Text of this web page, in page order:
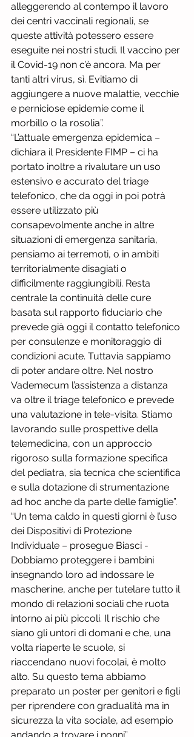
alleggerendo al contempo il lavoro
dei centri vaccinali regionali, se
queste attività potessero essere
eseguite nei nostri studi. Il vaccino per
il Covid-19 non c’è ancora. Ma per
tanti altri virus, sì. Evitiamo di
aggiungere a nuove malattie, vecchie
e perniciose epidemie come il
morbillo o la rosolia”.
“L’attuale emergenza epidemica –
dichiara il Presidente FIMP – ci ha
portato inoltre a rivalutare un uso
estensivo e accurato del triage
telefonico, che da oggi in poi potrà
essere utilizzato più
consapevolmente anche in altre
situazioni di emergenza sanitaria,
pensiamo ai terremoti, o in ambiti
territorialmente disagiati o
difficilmente raggiungibili. Resta
centrale la continuità delle cure
basata sul rapporto fiduciario che
prevede già oggi il contatto telefonico
per consulenze e monitoraggio di
condizioni acute. Tuttavia sappiamo
di poter andare oltre. Nel nostro
Vademecum l’assistenza a distanza
va oltre il triage telefonico e prevede
una valutazione in tele-visita. Stiamo
lavorando sulle prospettive della
telemedicina, con un approccio
rigoroso sulla formazione specifica
del pediatra, sia tecnica che scientifica
e sulla dotazione di strumentazione
ad hoc anche da parte delle famiglie”.
“Un tema caldo in questi giorni è l’uso
dei Dispositivi di Protezione
Individuale – prosegue Biasci -
Dobbiamo proteggere i bambini
insegnando loro ad indossare le
mascherine, anche per tutelare tutto il
mondo di relazioni sociali che ruota
intorno ai più piccoli. Il rischio che
siano gli untori di domani e che, una
volta riaperte le scuole, si
riaccendano nuovi focolai, è molto
alto. Su questo tema abbiamo
preparato un poster per genitori e figli
per riprendere con gradualità ma in
sicurezza la vita sociale, ad esempio